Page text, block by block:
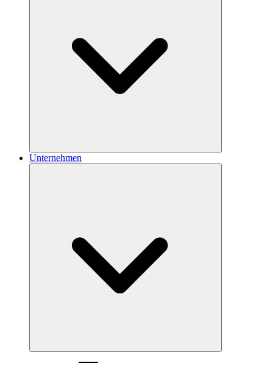
Unternehmen